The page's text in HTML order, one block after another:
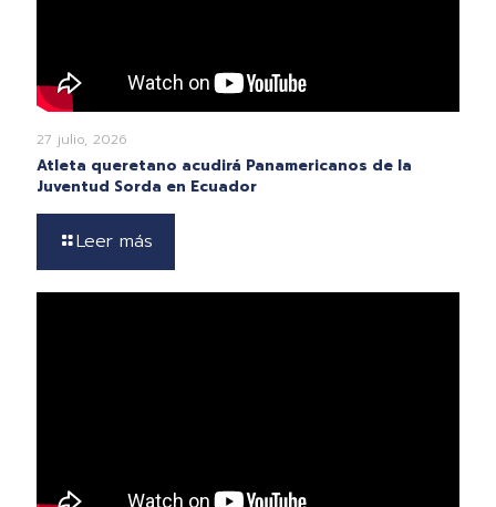
27 julio, 2026
Atleta queretano acudirá Panamericanos de la
Juventud Sorda en Ecuador
Leer más